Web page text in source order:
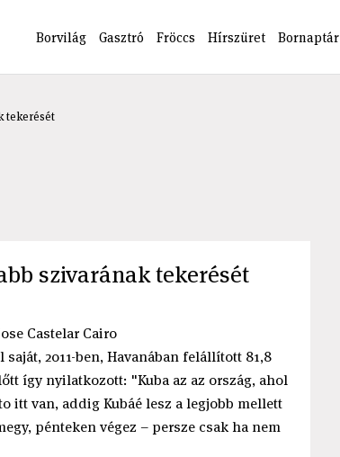
Borvilág Gasztró Fröccs Hírszüret Bornaptár
tekerését
szivarának tekerését
Castelar Cairo
2011-ben, Havanában felállított 81,8
így nyilatkozott: "Kuba az az ország, ahol
itt van, addig Kubáé lesz a legjobb mellett
pénteken végez – persze csak ha nem